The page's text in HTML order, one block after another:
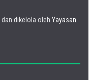
dan dikelola oleh Yayasan